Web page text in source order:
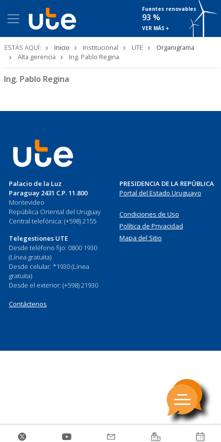
Fuentes renovables
93 %
VER MÁS +
ESTÁS AQUÍ: Inicio Institucional UTE
Organigrama
Alta gerencia
Ing. Pablo Regina
Ing. Pablo Regina
Palacio de la Luz
Paraguay 2431 C.P. 11.800
Montevideo
República Oriental del Uruguay
Central telefónica: (+598) 2155
Telegestiones UTE
Desde teléfono fijo: 0800 1930
(Línea gratuita)
Desde celular: *1930 (Línea
gratuita)
Desde el exterior: (+598) 21930
Contáctenos
PRESIDENCIA DE LA REPÚBLICA
Portal del Estado Uruguayo
Condiciones de Uso
Política de Privacidad
Mapa del Sitio